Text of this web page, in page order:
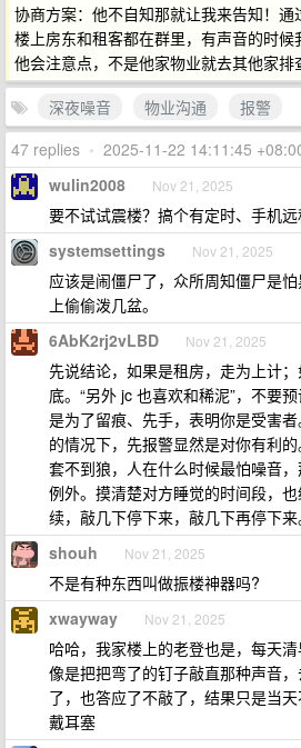
协商方案：他不自知那就让我来告知！通
楼上房东和租客都在群里，有声音的时
他会注意点，不是他家物业就去其他家排
深夜噪音
物业沟通
报警
47 replies • 2025-11-22 14:11:45
wulin2008 Nov 21, 2025
要不试试震楼？搞个有定时、手机
systemsettings Nov 21, 2025
应该是闹僵尸了，众所周知僵尸是
上偷偷泼几盆。
6AbK2rj2vLBD Nov 21, 2025
先说结论，如果是租房，走为上计
底。“另外 jc 也喜欢和稀泥”，不要
是为了留痕、先手，表明你是受害
的情况下，先报警显然是对你有利
套不到狼，人在什么时候最怕噪音
例外。摸清楚对方睡觉的时间段，
续，敲几下停下来，敲几下再停下来
shouh Nov 21, 2025
不是有种东西叫做振楼神器吗?
xwayway Nov 21, 2025
哈哈，我家楼上的老登也是，每天清
像是把把弯了的钉子敲直那种声音
了，也答应了不敲了，结果只是当
戴耳塞